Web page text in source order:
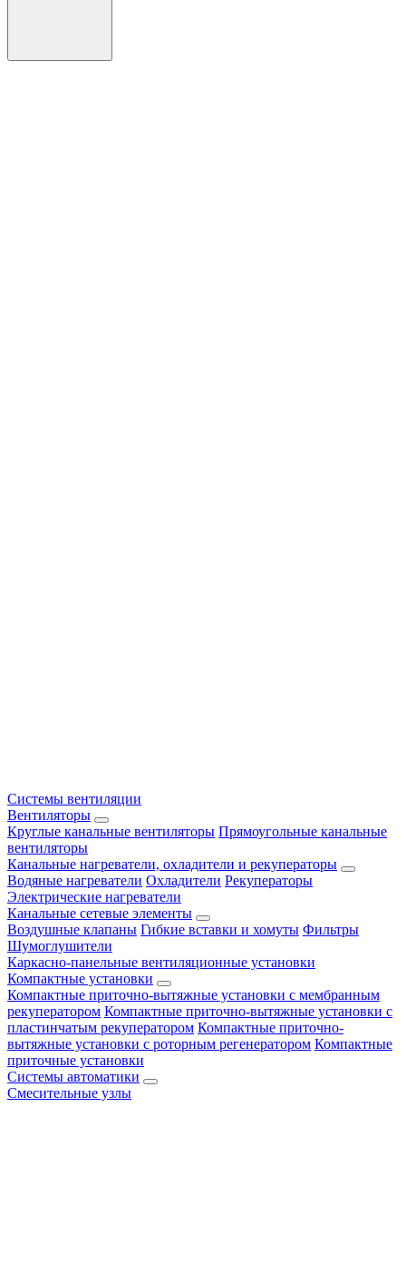
Системы вентиляции
Вентиляторы
Круглые канальные вентиляторы Прямоугольные канальные
вентиляторы
Канальные нагреватели, охладители и рекуператоры
Водяные нагреватели Охладители Рекуператоры
Электрические нагреватели
Канальные сетевые элементы
Воздушные клапаны Гибкие вставки и хомуты Фильтры
Шумоглушители
Каркасно-панельные вентиляционные установки
Компактные установки
Компактные приточно-вытяжные установки с мембранным
рекуператором Компактные приточно-вытяжные установки с
пластинчатым рекуператором Компактные приточно-
вытяжные установки с роторным регенератором Компактные
приточные установки
Системы автоматики
Смесительные узлы